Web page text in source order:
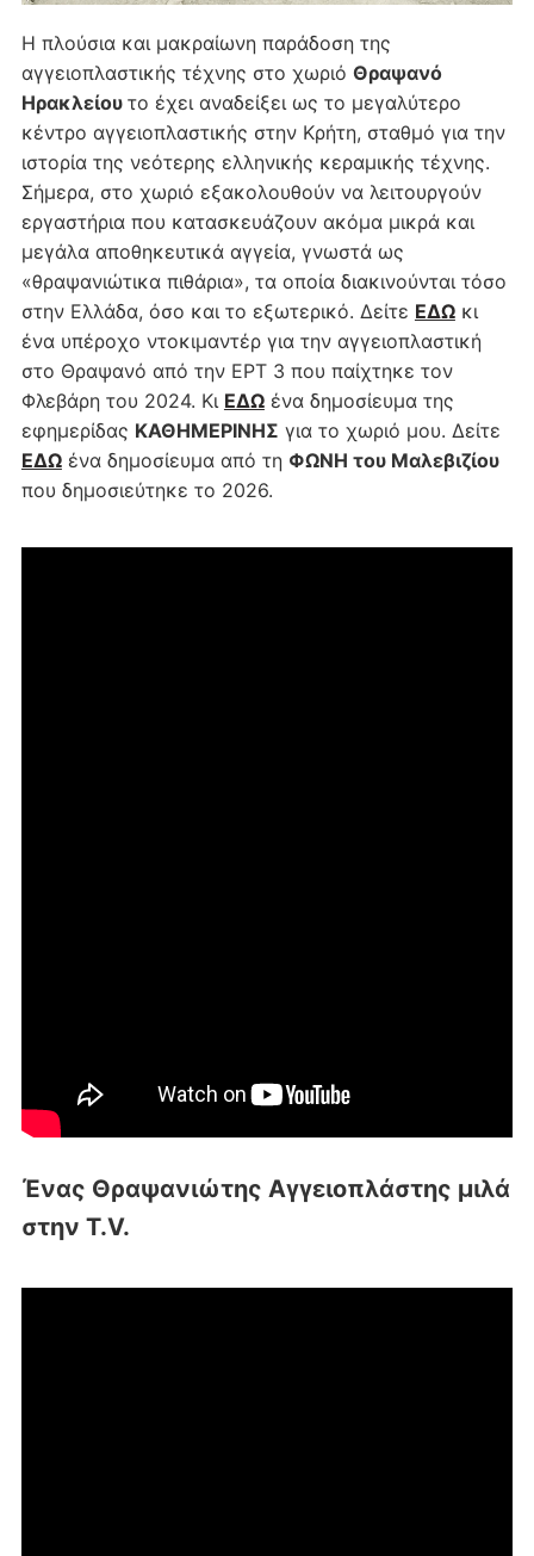
Η πλούσια και μακραίωνη παράδοση της
αγγειοπλαστικής τέχνης στο χωριό Θραψανό
Ηρακλείου το έχει αναδείξει ως το μεγαλύτερο
κέντρο αγγειοπλαστικής στην Κρήτη, σταθμό για την
ιστορία της νεότερης ελληνικής κεραμικής τέχνης.
Σήμερα, στο χωριό εξακολουθούν να λειτουργούν
εργαστήρια που κατασκευάζουν ακόμα μικρά και
μεγάλα αποθηκευτικά αγγεία, γνωστά ως
«θραψανιώτικα πιθάρια», τα οποία διακινούνται τόσο
στην Ελλάδα, όσο και το εξωτερικό. Δείτε ΕΔΩκι
ένα υπέροχο ντοκιμαντέρ για την αγγειοπλαστική
στο Θραψανό από την ΕΡΤ 3 που παίχτηκε τον
Φλεβάρη του 2024. Κι ΕΔΩένα δημοσίευμα της
εφημερίδας ΚΑΘΗΜΕΡΙΝΗΣ για το χωριό μου. Δείτε
ΕΔΩένα δημοσίευμα από τη ΦΩΝΗ του Μαλεβιζίου
που δημοσιεύτηκε το 2026.
Ένας Θραψανιώτης Αγγειοπλάστης μιλά
στην T.V.